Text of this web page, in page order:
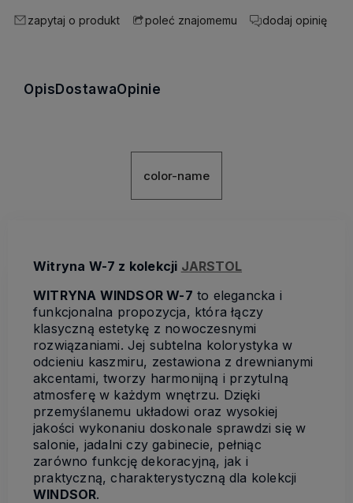
zapytaj o produkt poleć znajomemu dodaj opinię
OpisDostawaOpinie
color-name
Witryna W-7 z kolekcji JARSTOL
WITRYNA WINDSOR W-7 to elegancka i
funkcjonalna propozycja, która łączy
klasyczną estetykę z nowoczesnymi
rozwiązaniami. Jej subtelna kolorystyka w
odcieniu kaszmiru, zestawiona z drewnianymi
akcentami, tworzy harmonijną i przytulną
atmosferę w każdym wnętrzu. Dzięki
przemyślanemu układowi oraz wysokiej
jakości wykonaniu doskonale sprawdzi się w
salonie, jadalni czy gabinecie, pełniąc
zarówno funkcję dekoracyjną, jak i
praktyczną, charakterystyczną dla kolekcji
WINDSOR.